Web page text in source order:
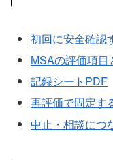
初回に安全確認
MSAの評価項目
記録シートPDF
再評価で固定す
中止・相談につ